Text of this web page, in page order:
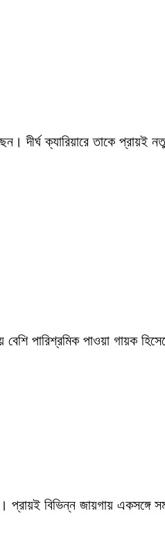
ক্যারিয়ারে তাকে প্রায়ই
বেশি পারিশ্রমিক পাওয়া গায়ক
প্রায়ই বিভিন্ন জায়গায় একসঙ্গে